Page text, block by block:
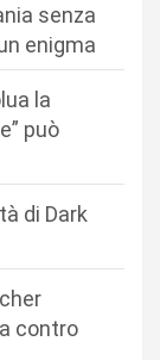
senza
enigma
la
può
di Dark
contro